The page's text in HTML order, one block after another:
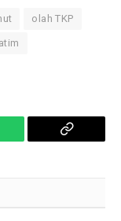
olah TKP
Copy